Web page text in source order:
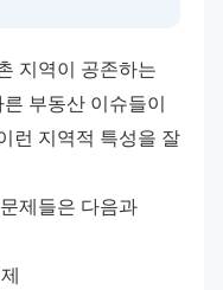
지역이 공존하는
부동산 이슈들이
런 지역적 특성을 잘
제들은 다음과